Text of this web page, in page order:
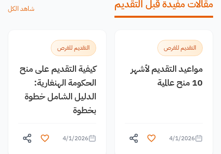
مقالات مفيدة قبل التقديم شاهد الكل
التقديم للفرص
مواعيد التقديم لأشهر
10 منح عالمية
4/1/2026
التقديم للفرص
كيفية التقديم على منح
الحكومة الهنغارية:
الدليل الشامل خطوة
بخطوة
4/1/2026